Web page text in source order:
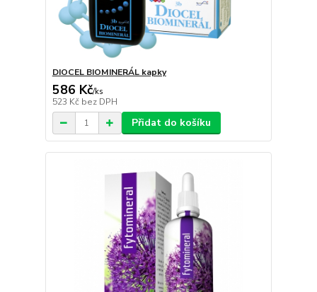
DIOCEL BIOMINERÁL kapky
586 Kč/ks
523 Kč bez DPH
Přidat do košíku